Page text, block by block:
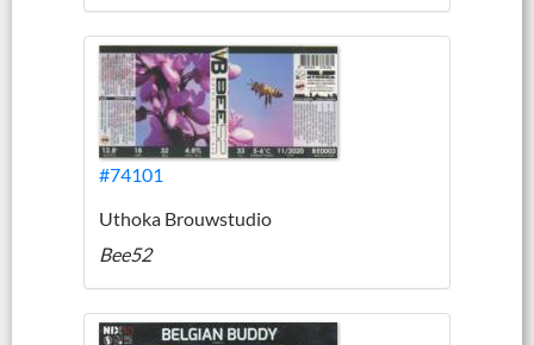
#74101
Uthoka Brouwstudio
Bee52